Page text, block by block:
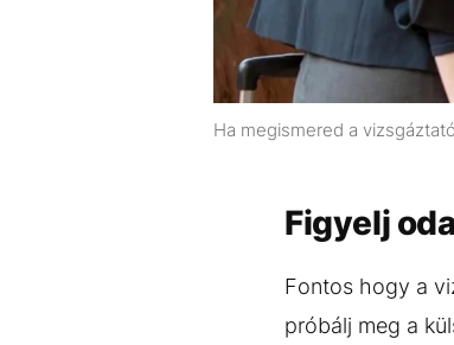
Ha megismered a
Figyelj
Fontos hogy a
próbálj meg a